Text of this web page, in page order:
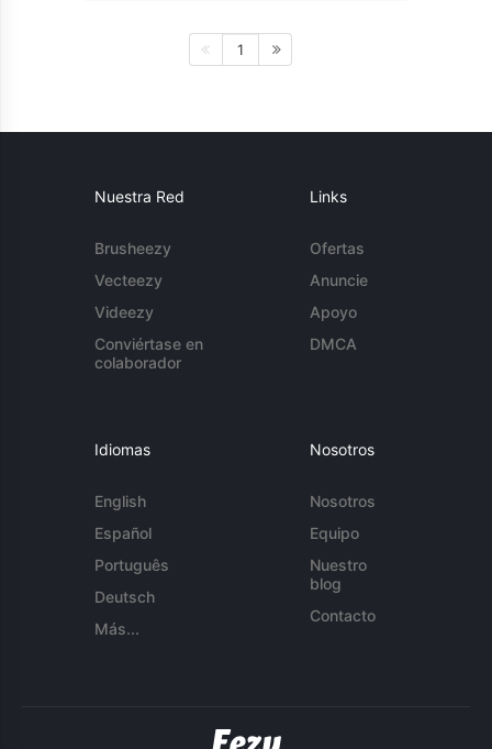
1
Nuestra Red
Brusheezy
Vecteezy
Videezy
Conviértase en
colaborador
Links
Ofertas
Anuncie
Apoyo
DMCA
Idiomas
English
Español
Português
Deutsch
Más...
Nosotros
Nosotros
Equipo
Nuestro
blog
Contacto